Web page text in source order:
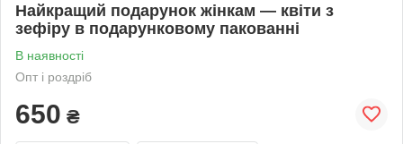
Найкращий подарунок жінкам — квіти з
зефіру в подарунковому пакованні
В наявності
Опт і роздріб
650 ₴